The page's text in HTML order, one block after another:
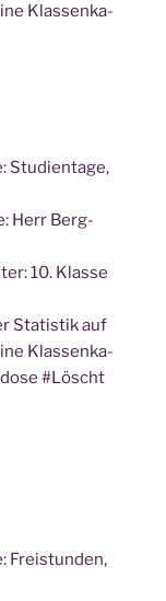
Klas­sen­ka­
Stu­di­en­ta­ge,
Herr Berg­
10. Klas­se
Sta­tis­tik auf
Klas­sen­ka­
#Löscht
Frei­stun­den,